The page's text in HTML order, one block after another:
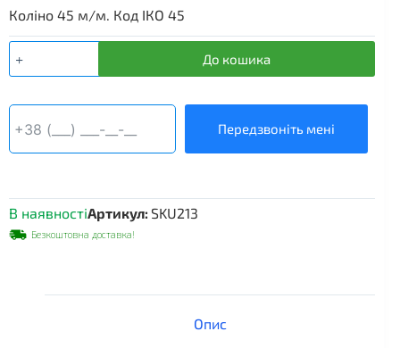
Коліно 45 м/м. Код ІКО 45
45
м
кількість
До кошика
Передзвоніть мені
В наявностіАртикул: SKU213
Безкоштовна доставка!
Опис